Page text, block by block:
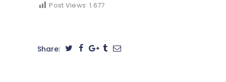
Post Views: 1.677
Share: